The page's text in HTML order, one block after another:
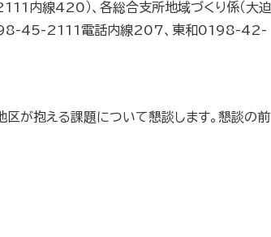
内線420）、各総合支所地域づくり係（大迫
45-2111電話内線207、東和0198-42-
区が抱える課題について懇談します。懇談の前